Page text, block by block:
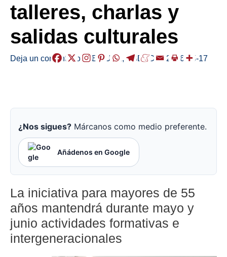
talleres, charlas y
salidas culturales
Deja un comentario /ABISUAK , AGENDA/ 2026-05-17
¿Nos sigues? Márcanos como medio preferente.
Añádenos en Google
La iniciativa para mayores de 55
años mantendrá durante mayo y
junio actividades formativas e
intergeneracionales